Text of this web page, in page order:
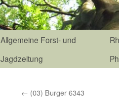
Allgemeine Forst- und
Jagdzeitung
← (03) Burger 6343